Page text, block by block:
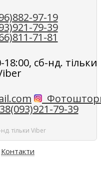
97-19
79-39
71-81
сб-нд. тільки
79-39
тільки Viber
Контакти